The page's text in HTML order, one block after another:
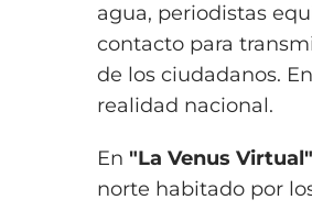
agua, periodistas
contacto para
de los ciudadanos.
realidad nacional.
En "La Venus Virtual"
norte habitado por